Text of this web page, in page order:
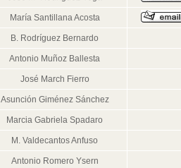
María Santillana Acosta
B. Rodríguez Bernardo
Antonio Muñoz Ballesta
José March Fierro
Asunción Giménez Sánchez
Marcia Gabriela Spadaro
M. Valdecantos Anfuso
Antonio Romero Ysern